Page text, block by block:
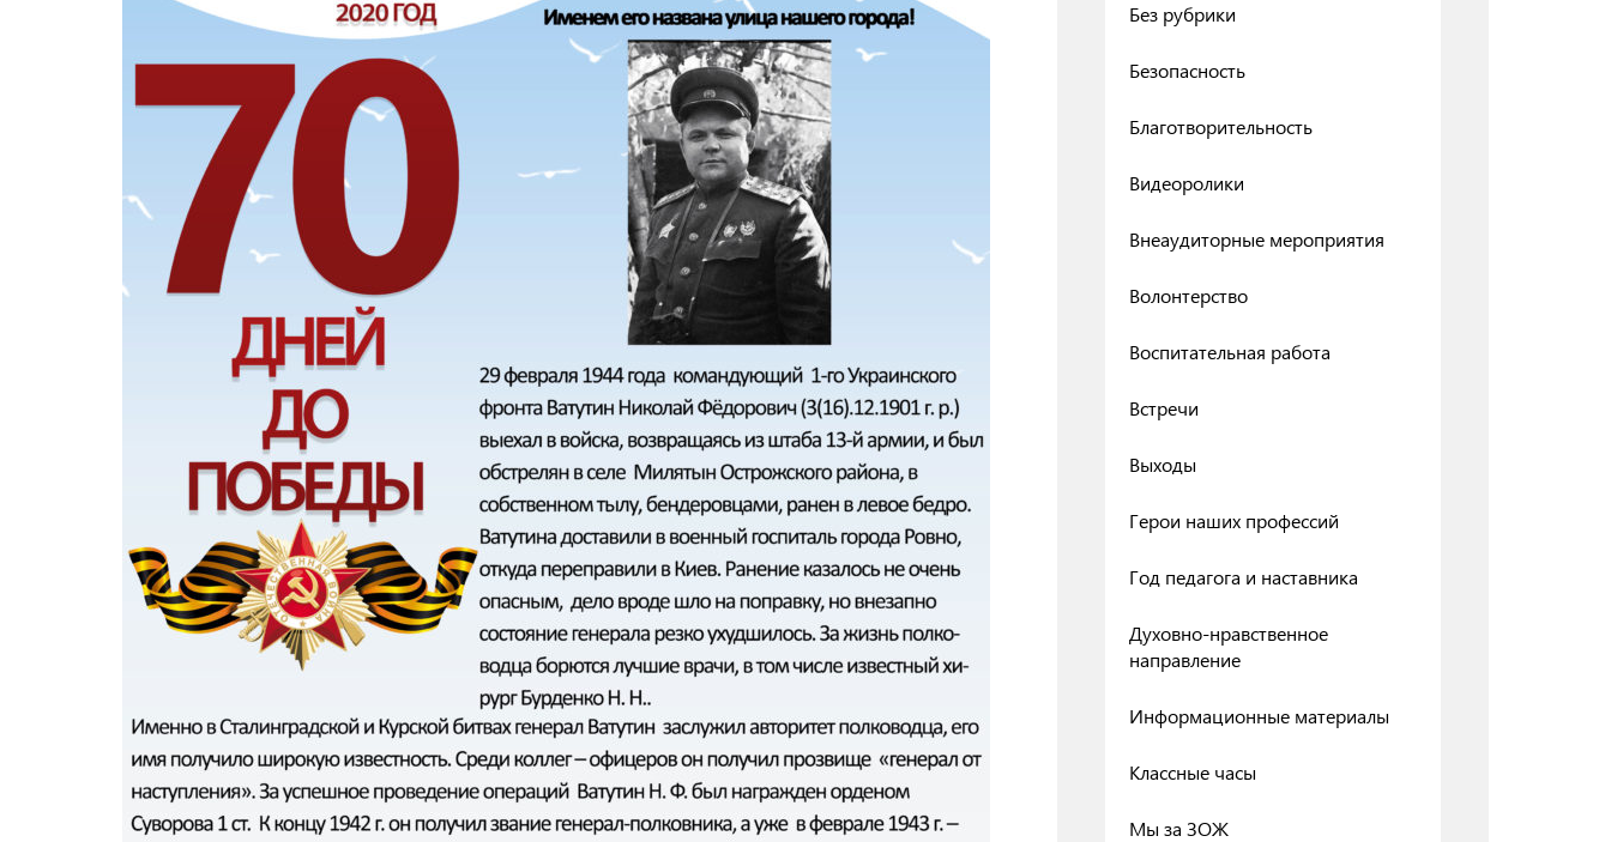
Без рубрики
Безопасность
Благотворительность
Видеоролики
Внеаудиторные мероприятия
Волонтерство
Воспитательная работа
Встречи
Выходы
Герои наших профессий
Год педагога и наставника
Духовно-нравственное
направление
Информационные материалы
Классные часы
Мы за ЗОЖ